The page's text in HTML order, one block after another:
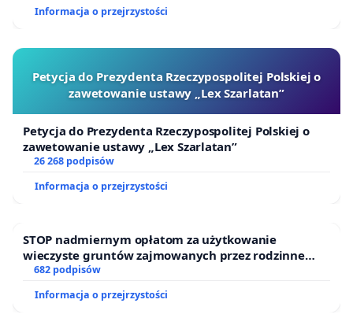
Informacja o przejrzystości
Petycja do Prezydenta Rzeczypospolitej Polskiej o
zawetowanie ustawy „Lex Szarlatan”
Petycja do Prezydenta Rzeczypospolitej Polskiej o
zawetowanie ustawy „Lex Szarlatan”
26 268 podpisów
Informacja o przejrzystości
STOP nadmiernym opłatom za użytkowanie
wieczyste gruntów zajmowanych przez rodzinne
ogrody działkowe.
682 podpisów
Informacja o przejrzystości